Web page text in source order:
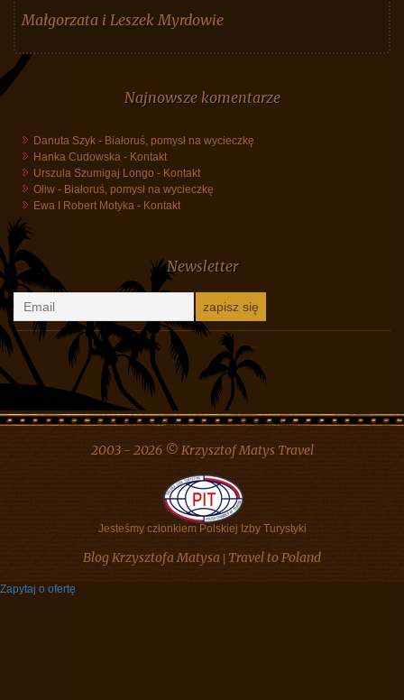
Małgorzata i Leszek Myrdowie
Najnowsze komentarze
Danuta Szyk - Białoruś, pomysł na wycieczkę
Hanka Cudowska - Kontakt
Urszula Szumigaj Longo - Kontakt
Oliw - Białoruś, pomysł na wycieczkę
Ewa I Robert Motyka - Kontakt
Newsletter
2003 - 2026 © Krzysztof Matys Travel
Jesteśmy członkiem Polskiej Izby Turystyki
Blog Krzysztofa Matysa Travel to Poland
Zapytaj o ofertę